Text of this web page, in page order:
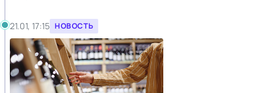
21.01, 17:15 НОВОСТЬ